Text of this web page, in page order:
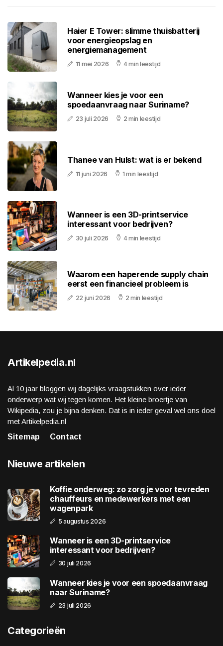
Haier E Tower: slimme thuisbatterij
voor energieopslag en
energiemanagement
11 mei 2026 4 min leestijd
Wanneer kies je voor een
spoedaanvraag naar Suriname?
23 juli 2026 2 min leestijd
Thanee van Hulst: wat is er bekend
11 juni 2026 1 min leestijd
Wanneer is een 3D-printservice
interessant voor bedrijven?
30 juli 2026 4 min leestijd
Waarom een haperende supply chain
eerst een financieel probleem is
22 juni 2026 2 min leestijd
Artikelpedia.nl
Al 10 jaar bloggen wij dagelijks vraagstukken over ieder
onderwerp wat wij tegen komen. Het kleine broertje van
Wikipedia, zou je bijna denken. Dat is in ieder geval wel ons doel
met Artikelpedia.nl
Sitemap
Contact
Nieuwe artikelen
Koffie onderweg: zo zorg je voor tevreden
chauffeurs en medewerkers met een
wagenpark
5 augustus 2026
Wanneer is een 3D-printservice
interessant voor bedrijven?
30 juli 2026
Wanneer kies je voor een spoedaanvraag
naar Suriname?
23 juli 2026
Categorieën